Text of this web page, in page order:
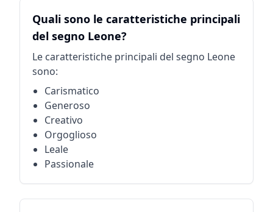
Quali sono le caratteristiche principali
del segno Leone?
Le caratteristiche principali del segno Leone
sono:
Carismatico
Generoso
Creativo
Orgoglioso
Leale
Passionale